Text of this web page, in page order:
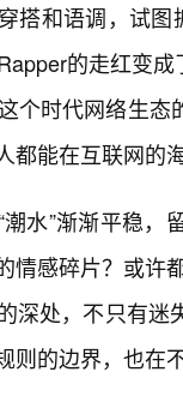
搭和语调，试
的走红变
个时代网络生
都能在互联网的
水”渐渐平稳
情感碎片？或许
深处，不只有
则的边界，也在